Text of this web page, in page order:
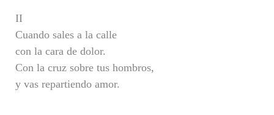
II
Cuando sales a la calle
con la cara de dolor.
Con la cruz sobre tus hombros,
y vas repartiendo amor.